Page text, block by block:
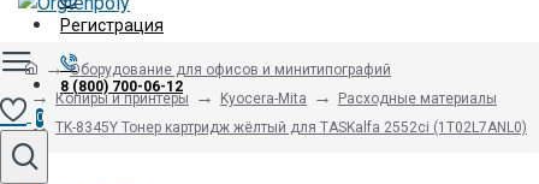
Регистрация
8 (800) 700-06-12
0
Оборудование для офисов и минитипографий
Копиры и принтеры
Kyocera-Mita
Расходные материалы
TK-8345Y Тонер картридж жёлтый для TASKalfa 2552ci (1T02L7ANL0)